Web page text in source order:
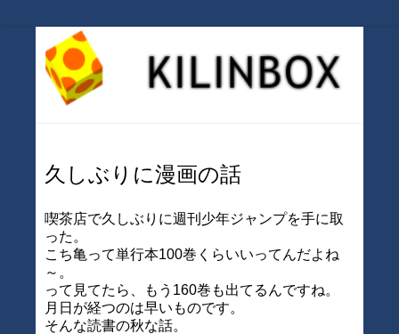
久しぶりに漫画の話
喫茶店で久しぶりに週刊少年ジャンプを手に取
った。
こち亀って単行本100巻くらいいってんだよね
～。
って見てたら、もう160巻も出てるんですね。
月日が経つのは早いものです。
そんな読書の秋な話。